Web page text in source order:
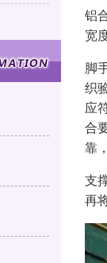
铝
宽
脚
织
应
合
靠
支
再